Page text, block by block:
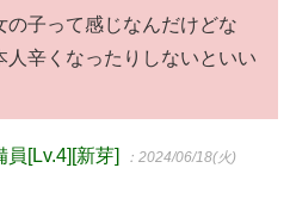
の子って感じなんだけどな
人辛くなったりしないといい
[Lv.4][新芽] ：2024/06/18(火)